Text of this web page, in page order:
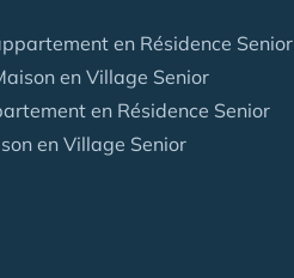
en Résidence Senior
en Village Senior
en Résidence Senior
en Village Senior